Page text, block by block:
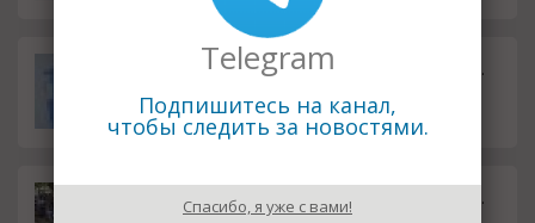
Гидростанция HF-L60.4.20.4.1.12 1.00 руб.
1.00 руб.
Telegram
Подпишитесь на канал,
чтобы следить за новостями.
Спасибо, я уже с вами!